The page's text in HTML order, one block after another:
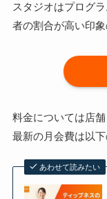
スタジオはプログ
者の割合が高い印象
料金については店
最新の月会費は以下
あわせて読みたい